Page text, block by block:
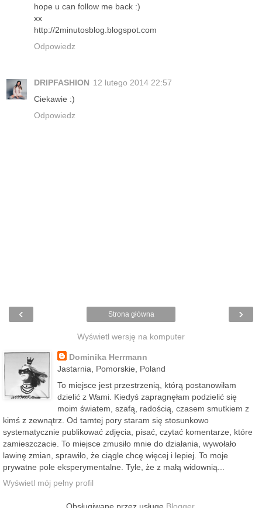
hope u can follow me back :)
xx
http://2minutosblog.blogspot.com
Odpowiedz
DRIPFASHION 12 lutego 2014 22:57
Ciekawie :)
Odpowiedz
‹ ›
Strona główna
Wyświetl wersję na komputer
Dominika Herrmann
Jastarnia, Pomorskie, Poland
To miejsce jest przestrzenią, którą postanowiłam
dzielić z Wami. Kiedyś zapragnęłam podzielić się
moim światem, szafą, radością, czasem smutkiem z
kimś z zewnątrz. Od tamtej pory staram się stosunkowo
systematycznie publikować zdjęcia, pisać, czytać komentarze, które
zamieszczacie. To miejsce zmusiło mnie do działania, wywołało
lawinę zmian, sprawiło, że ciągle chcę więcej i lepiej. To moje
prywatne pole eksperymentalne. Tyle, że z małą widownią...
Wyświetl mój pełny profil
Obsługiwane przez usługę Blogger.